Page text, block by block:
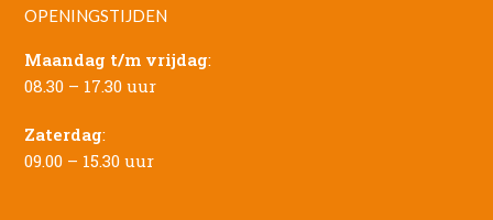
OPENINGSTIJDEN
Maandag t/m vrijdag:
08.30 – 17.30 uur
Zaterdag:
09.00 – 15.30 uur